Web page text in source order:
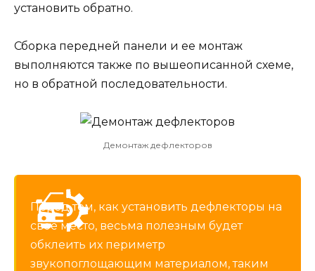
установить обратно.
Сборка передней панели и ее монтаж
выполняются также по вышеописанной схеме,
но в обратной последовательности.
Демонтаж дефлекторов
Перед тем, как установить дефлекторы на
свое место, весьма полезным будет
обклеить их периметр
звукопоглощающим материалом, таким